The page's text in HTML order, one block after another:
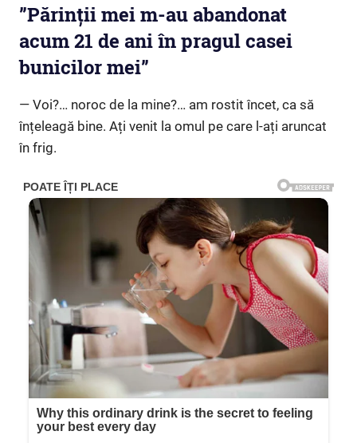
”Părinții mei m-au abandonat
acum 21 de ani în pragul casei
bunicilor mei”
— Voi?… noroc de la mine?… am rostit încet, ca să
înțeleagă bine. Ați venit la omul pe care l-ați aruncat
în frig.